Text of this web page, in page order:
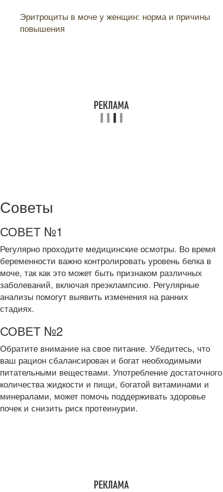
Эритроциты в моче у женщин: норма и причины
повышения
Советы
СОВЕТ №1
Регулярно проходите медицинские осмотры. Во время
беременности важно контролировать уровень белка в
моче, так как это может быть признаком различных
заболеваний, включая преэклампсию. Регулярные
анализы помогут выявить изменения на ранних
стадиях.
СОВЕТ №2
Обратите внимание на свое питание. Убедитесь, что
ваш рацион сбалансирован и богат необходимыми
питательными веществами. Употребление достаточного
количества жидкости и пищи, богатой витаминами и
минералами, может помочь поддерживать здоровье
почек и снизить риск протеинурии.